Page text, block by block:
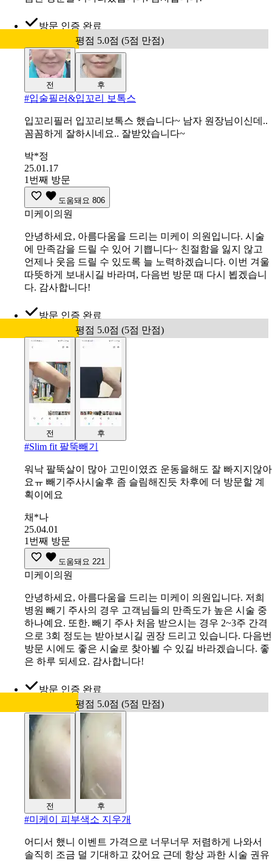
방문 인증 완료
평점 5.0점 (5점 만점)
전 후
#입술필러&입꼬리 보톡스
입꼬리필러 입꼬리보톡스 했습니다~ 남자 원장님이신데..
꼼꼼하게 잘하시네요.. 잘받았습니다~
박*정
25.01.17
1번째 방문
도움돼요 806
미케이의원
안녕하세요, 아름다움을 드리는 미케이 의원입니다. 시술
에 만족감을 드릴 수 있어 기쁩니다~ 친절함을 잃지 않고
언제나 웃음 드릴 수 있도록 늘 노력하겠습니다. 이번 겨울
따뜻하게 보내시길 바라며, 다음번 방문 때 다시 뵙겠습니
다. 감사합니다!
방문 인증 완료
평점 5.0점 (5점 만점)
전 후
#Slim fit 팔뚝빼기
워낙 팔뚝살이 많아 고민이였죠 운동을해도 잘 빠지지않아
요ㅠ 빼기주사시술후 좀 슬림해진듯 차후에 더 방문할 계
획이에요
채*나
25.04.01
1번째 방문
도움돼요 221
미케이의원
안녕하세요, 아름다움을 드리는 미케이 의원입니다. 저희
병원 빼기 주사의 경우 고객님들의 만족도가 높은 시술 중
하나예요. 또한. 빼기 주사 처음 받으시는 경우 2~3주 간격
으로 3회 정도는 받아보시길 권장 드리고 있습니다. 다음번
방문 시에도 좋은 시술로 찾아뵐 수 있길 바라겠습니다. 좋
은 하루 되세요. 감사합니다!
방문 인증 완료
평점 5.0점 (5점 만점)
전 후
#미케이 피부색소 지우개
어디서 했니 이벤트 가격으로 너무너무 저렴하게 나와서
솔직히 조금 덜 기대하고 갔어요 근데 항상 과한 시술 권유